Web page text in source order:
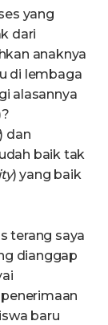
yang
dari
anaknya
di lembaga
alasannya
) dan
baik tak
) yang baik
terang saya
dianggap
baru